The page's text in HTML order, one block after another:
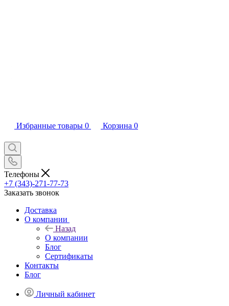
Избранные товары 0 Корзина 0
Телефоны
+7 (343)-271-77-73
Заказать звонок
Доставка
О компании
Назад
О компании
Блог
Сертификаты
Контакты
Блог
Личный кабинет